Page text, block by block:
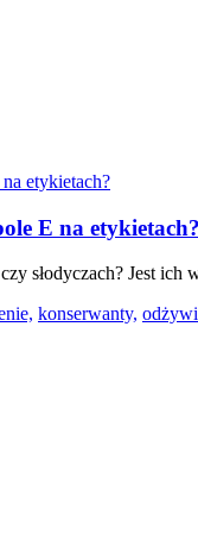
E na etykietach?
słodyczach? Jest
konserwanty,